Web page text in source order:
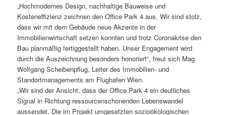
„Hochmodernes Design, nachhaltige Bauweise und
Kosteneffizienz zeichnen den Office Park 4 aus. Wir sind stolz,
dass wir mit dem Gebäude neue Akzente in der
Immobilienwirtschaft setzen konnten und trotz Coronakrise den
Bau planmäßig fertiggestellt haben. Unser Engagement wird
durch die Auszeichnung besonders honoriert“, freut sich Mag.
Wolfgang Scheibenpflug, Leiter des Immobilien- und
Standortmanagements am Flughafen Wien.
„Wir sind der Ansicht, dass der Office Park 4 ein deutliches
Signal in Richtung ressourcenschonenden Lebenswandel
aussendet. Die im Projekt umgesetzten sozioökologischen